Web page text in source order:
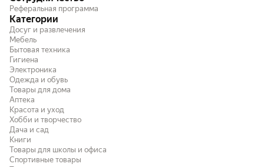
Реферальная программа
Категории
Досуг и развлечения
Мебель
Бытовая техника
Гигиена
Электроника
Одежда и обувь
Товары для дома
Аптека
Красота и уход
Хобби и творчество
Дача и сад
Книги
Товары для школы и офиса
Спортивные товары